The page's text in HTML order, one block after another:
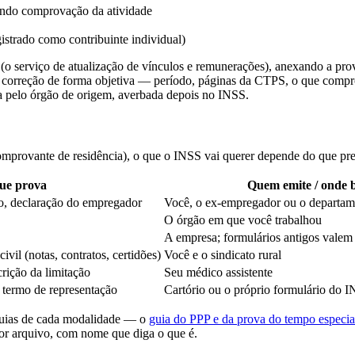
comprovação da atividade
como contribuinte individual)
de atualização de vínculos e remunerações), anexando a
de forma objetiva — período, páginas da CTPS, o que
pelo órgão de origem, averbada depois no INSS.
de residência), o que o INSS vai querer depende do que
prova
Quem emite / onde
declaração do empregador
Você, o ex-empregador ou o
O órgão em que você trabalhou
A empresa; formulários antigos
(notas, contratos, certidões) Você e o sindicato rural
da limitação
Seu médico assistente
de representação
Cartório ou o próprio formulário do
de cada modalidade — o guia do PPP e da prova do tempo
arquivo, com nome que diga o que é.